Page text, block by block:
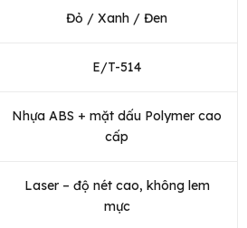
Đỏ / Xanh / Đen
E/T-514
Nhựa ABS + mặt dấu Polymer cao
cấp
Laser – độ nét cao, không lem
mực